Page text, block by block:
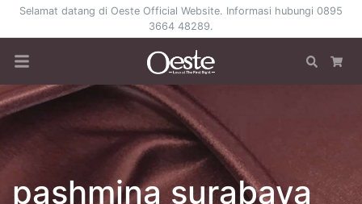
Selamat datang di Oeste Official Website. Informasi hubungi 0895
3664 48289.
Search
pashmina surabaya